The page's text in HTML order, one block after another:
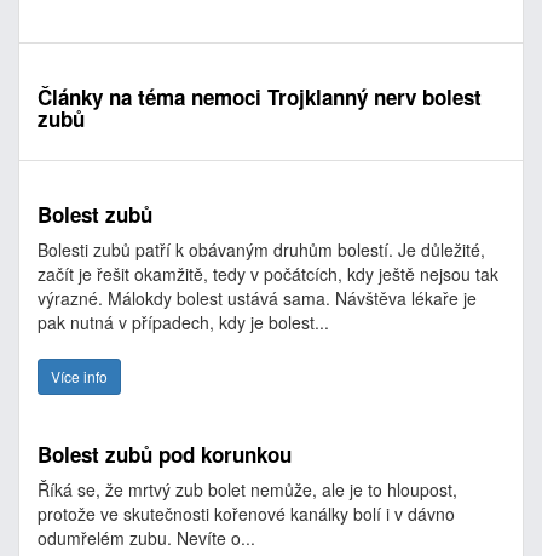
Články na téma nemoci Trojklanný nerv bolest
zubů
Bolest zubů
Bolesti zubů patří k obávaným druhům bolestí. Je důležité,
začít je řešit okamžitě, tedy v počátcích, kdy ještě nejsou tak
výrazné. Málokdy bolest ustává sama. Návštěva lékaře je
pak nutná v případech, kdy je bolest...
Více info
Bolest zubů pod korunkou
Říká se, že mrtvý zub bolet nemůže, ale je to hloupost,
protože ve skutečnosti kořenové kanálky bolí i v dávno
odumřelém zubu. Nevíte o...